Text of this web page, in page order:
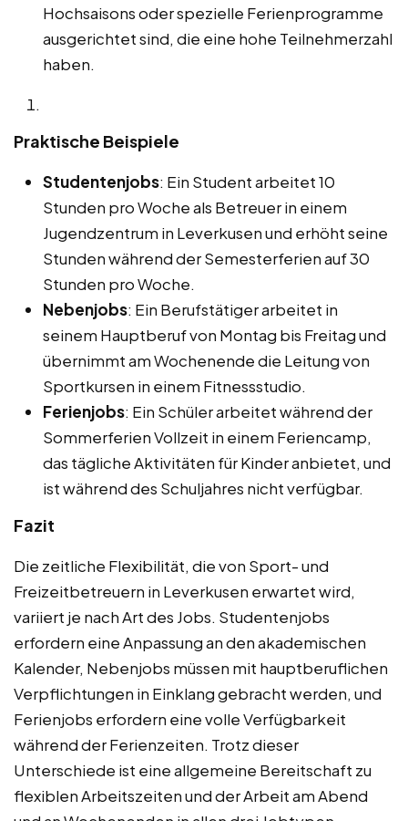
Hochsaisons oder spezielle Ferienprogramme
ausgerichtet sind, die eine hohe Teilnehmerzahl
haben.
Praktische Beispiele
Studentenjobs: Ein Student arbeitet 10
Stunden pro Woche als Betreuer in einem
Jugendzentrum in Leverkusen und erhöht seine
Stunden während der Semesterferien auf 30
Stunden pro Woche.
Nebenjobs: Ein Berufstätiger arbeitet in
seinem Hauptberuf von Montag bis Freitag und
übernimmt am Wochenende die Leitung von
Sportkursen in einem Fitnessstudio.
Ferienjobs: Ein Schüler arbeitet während der
Sommerferien Vollzeit in einem Feriencamp,
das tägliche Aktivitäten für Kinder anbietet, und
ist während des Schuljahres nicht verfügbar.
Fazit
Die zeitliche Flexibilität, die von Sport- und
Freizeitbetreuern in Leverkusen erwartet wird,
variiert je nach Art des Jobs. Studentenjobs
erfordern eine Anpassung an den akademischen
Kalender, Nebenjobs müssen mit hauptberuflichen
Verpflichtungen in Einklang gebracht werden, und
Ferienjobs erfordern eine volle Verfügbarkeit
während der Ferienzeiten. Trotz dieser
Unterschiede ist eine allgemeine Bereitschaft zu
flexiblen Arbeitszeiten und der Arbeit am Abend